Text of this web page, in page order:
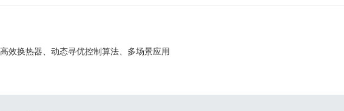
效换热器、动态寻优控制算法、多场景应用